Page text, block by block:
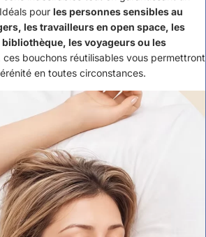
pour les personnes sensibles au
les travailleurs en open space, les
les voyageurs ou les
, ces bouchons réutilisables vous permettront
en toutes circonstances.